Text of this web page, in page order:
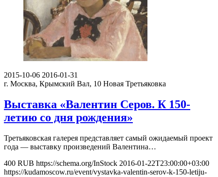
2015-10-06 2016-01-31
г. Москва, Крымский Вал, 10 Новая Третьяковка
Выставка «Валентин Серов. К 150-
летию со дня рождения»
Третьяковская галерея представляет самый ожидаемый проект
года — выставку произведений Валентина…
400 RUB https://schema.org/InStock 2016-01-22T23:00:00+03:00
https://kudamoscow.ru/event/vystavka-valentin-serov-k-150-letiju-